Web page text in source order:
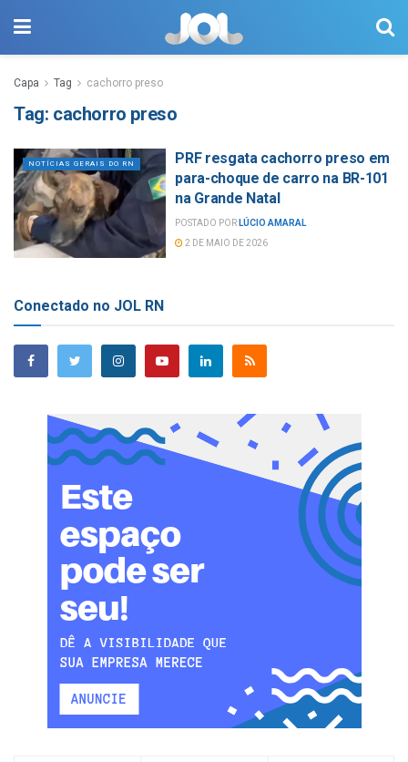
Capa Tag cachorro preso
Tag: cachorro preso
NOTÍCIAS GERAIS DO RN
PRF resgata cachorro preso em
para-choque de carro na BR-101
na Grande Natal
POSTADO POR LÚCIO AMARAL
2 DE MAIO DE 2026
Conectado no JOL RN